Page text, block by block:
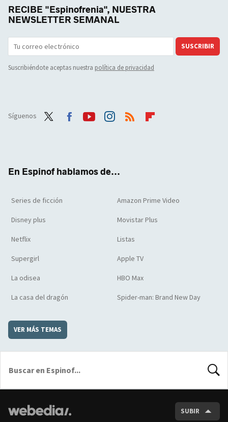
RECIBE "Espinofrenia", NUESTRA
NEWSLETTER SEMANAL
SUSCRIBIR
Suscribiéndote aceptas nuestra política de privacidad
Síguenos
En Espinof hablamos de...
Series de ficción Amazon Prime Video
Disney plus Movistar Plus
Netflix Listas
Supergirl Apple TV
La odisea HBO Max
La casa del dragón Spider-man: Brand New Day
VER MÁS TEMAS
SUBIR